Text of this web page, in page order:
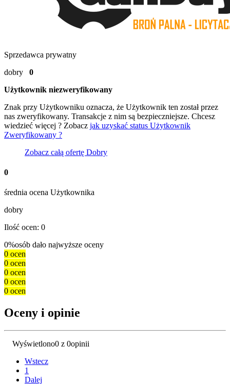
Sprzedawca prywatny
dobry 0
Użytkownik niezweryfikowany
Znak przy Użytkowniku oznacza, że Użytkownik ten został przez
nas zweryfikowany. Transakcje z nim są bezpieczniejsze. Chcesz
wiedzieć więcej ? Zobacz jak uzyskać status Użytkownik
Zweryfikowany ?
Zobacz całą ofertę Dobry
0
średnia ocena Użytkownika
dobry
Ilość ocen: 0
0%osób dało najwyższe oceny
0 ocen
0 ocen
0 ocen
0 ocen
0 ocen
Oceny i opinie
Wyświetlono0 z 0opinii
Wstecz
1
Dalej